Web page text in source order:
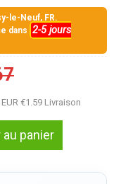
le-Neuf, FR.
dans 2-5 jours
EUR €1.59 Livraison
panier